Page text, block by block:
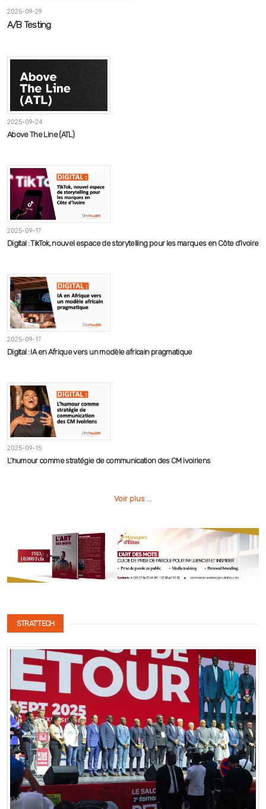
2025-09-29
A/B Testing
2025-09-24
Above The Line (ATL)
2025-09-17
Digital : TikTok, nouvel espace de storytelling pour les marques en Côte d’Ivoire
2025-09-17
Digital : IA en Afrique vers un modèle africain pragmatique
2025-09-15
L’humour comme stratégie de communication des CM ivoiriens
Voir plus ...
STRAT'TECH